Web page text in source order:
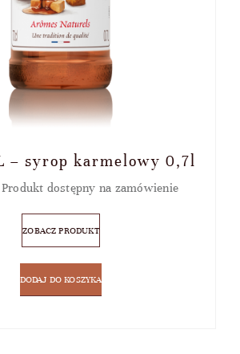
– syrop karmelowy 0,7l
Produkt dostępny na zamówienie
ZOBACZ PRODUKT
DODAJ DO KOSZYKA